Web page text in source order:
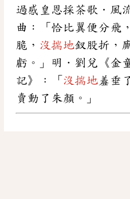
過感皇恩採茶歌．風
曲：「恰比翼便分飛
脆， 沒揣地釵股折，
虧。」明．劉兌《金
記》：「 沒揣地 羞垂
賣動了朱顏。」